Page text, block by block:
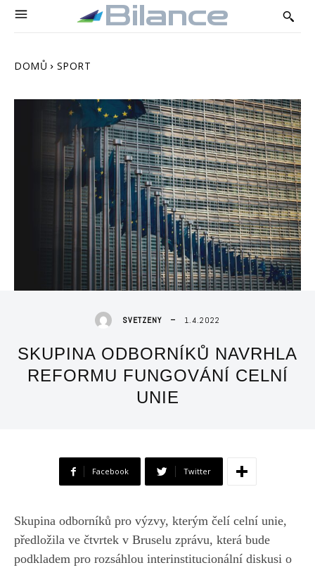
Bilance
DOMŮ SPORT
SVETZENY 1.4.2022
SKUPINA ODBORNÍKŮ NAVRHLA
REFORMU FUNGOVÁNÍ CELNÍ
UNIE
Facebook Twitter
Skupina odborníků pro výzvy, kterým čelí celní unie,
předložila ve čtvrtek v Bruselu zprávu, která bude
podkladem pro rozsáhlou interinstitucionální diskusi o